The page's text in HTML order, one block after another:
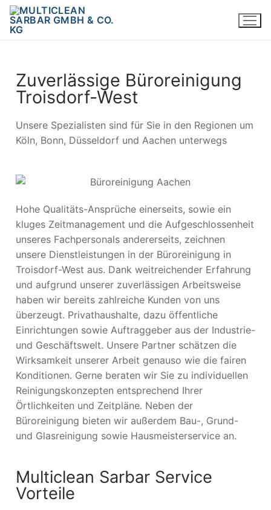
Zuverlässige Büroreinigung
Troisdorf-West
Unsere Spezialisten sind für Sie in den Regionen um
Köln, Bonn, Düsseldorf und Aachen unterwegs
Hohe Qualitäts-Ansprüche einerseits, sowie ein
kluges Zeitmanagement und die Aufgeschlossenheit
unseres Fachpersonals andererseits, zeichnen
unsere Dienstleistungen in der Büroreinigung in
Troisdorf-West aus. Dank weitreichender Erfahrung
und aufgrund unserer zuverlässigen Arbeitsweise
haben wir bereits zahlreiche Kunden von uns
überzeugt. Privathaushalte, dazu öffentliche
Einrichtungen sowie Auftraggeber aus der Industrie-
und Geschäftswelt. Unsere Partner schätzen die
Wirksamkeit unserer Arbeit genauso wie die fairen
Konditionen. Gerne beraten wir Sie zu individuellen
Reinigungskonzepten entsprechend Ihrer
Örtlichkeiten und Zeitpläne. Neben der
Büroreinigung bieten wir außerdem Bau-, Grund-
und Glasreinigung sowie Hausmeisterservice an.
Multiclean Sarbar Service
Vorteile